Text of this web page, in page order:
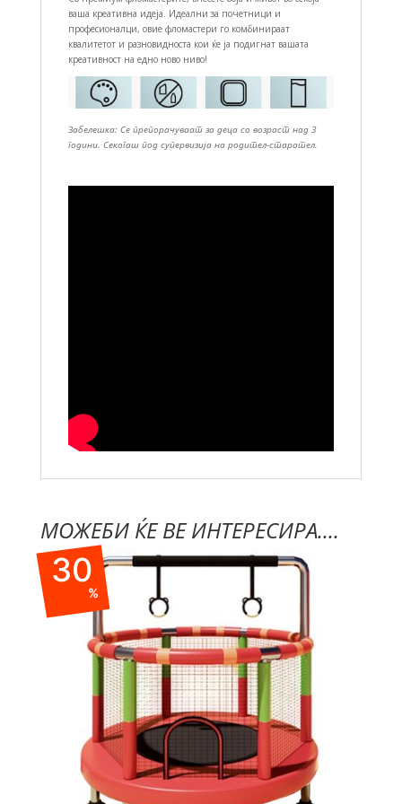
ваша креативна идеја. Идеални за почетници и
професионалци, овие фломастери го комбинираат
квалитетот и разновидноста кои ќе ја подигнат вашата
креативност на едно ново ниво!
Забелешка: Се препорачуваат за деца со возраст над 3
години. Секогаш под супервизија на родител-старател.
МОЖЕБИ ЌЕ ВЕ ИНТЕРЕСИРА....
30
%